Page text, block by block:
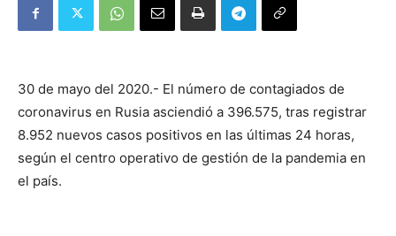
30 de mayo del 2020.- El número de contagiados de
coronavirus en Rusia asciendió a 396.575, tras registrar
8.952 nuevos casos positivos en las últimas 24 horas,
según el centro operativo de gestión de la pandemia en
el país.